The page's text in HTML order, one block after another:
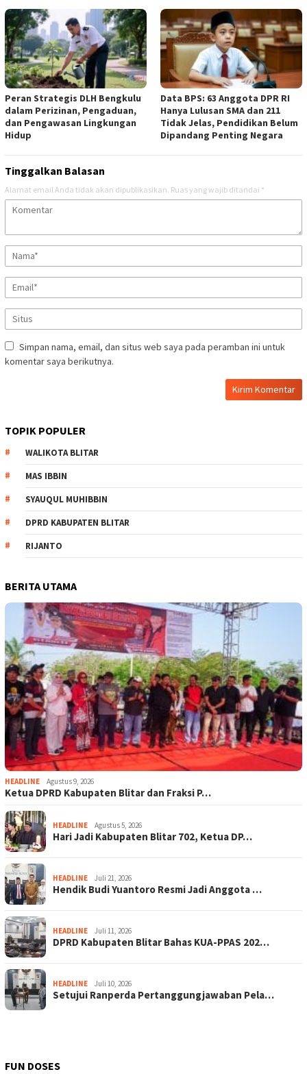
Peran Strategis DLH Bengkulu
dalam Perizinan, Pengaduan,
dan Pengawasan Lingkungan
Hidup
Data BPS: 63 Anggota DPR RI
Hanya Lulusan SMA dan 211
Tidak Jelas, Pendidikan Belum
Dipandang Penting Negara
Tinggalkan Balasan
Alamat email Anda tidak akan dipublikasikan. Ruas yang wajib ditandai *
Simpan nama, email, dan situs web saya pada peramban ini untuk
komentar saya berikutnya.
TOPIK POPULER
WALIKOTA BLITAR
MAS IBBIN
SYAUQUL MUHIBBIN
DPRD KABUPATEN BLITAR
RIJANTO
BERITA UTAMA
HEADLINE Agustus 9, 2026
Ketua DPRD Kabupaten Blitar dan Fraksi P…
HEADLINE Agustus 5, 2026
Hari Jadi Kabupaten Blitar 702, Ketua DP…
HEADLINE Juli 21, 2026
Hendik Budi Yuantoro Resmi Jadi Anggota …
HEADLINE Juli 11, 2026
DPRD Kabupaten Blitar Bahas KUA-PPAS 202…
HEADLINE Juli 10, 2026
Setujui Ranperda Pertanggungjawaban Pela…
FUN DOSES